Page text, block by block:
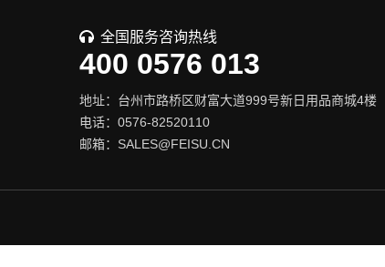
全国服务咨询热线
400 0576 013
地址：台州市路桥区财富大道999号新日用品商城4楼
电话：0576-82520110
邮箱：SALES@FEISU.CN